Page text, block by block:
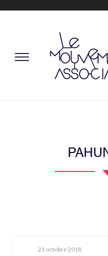
23 octobre 2018